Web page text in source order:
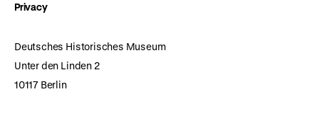
Privacy
Deutsches Historisches Museum
Unter den Linden 2
10117 Berlin